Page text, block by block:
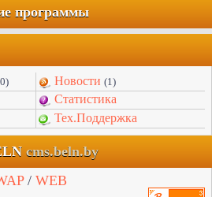
программы
Новости (1)
Статистика
Тех.Поддержка
cms.beln.by
/ WEB